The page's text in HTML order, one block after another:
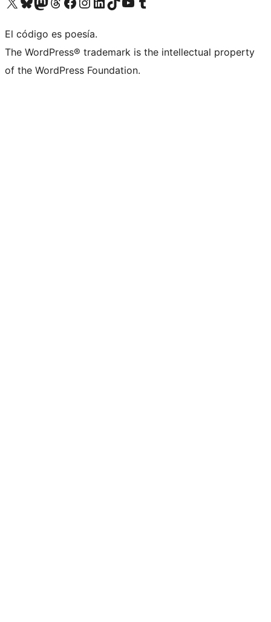
El código es poesía.
The WordPress® trademark is the intellectual property
of the WordPress Foundation.